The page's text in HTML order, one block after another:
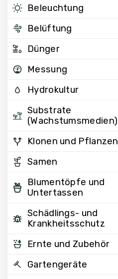
Beleuchtung
Belüftung
Dünger
Messung
Hydrokultur
Substrate
(Wachstumsmedien)
Klonen und Pflanzen
Samen
Blumentöpfe und
Untertassen
Schädlings- und
Krankheitsschutz
Ernte und Zubehör
Gartengeräte